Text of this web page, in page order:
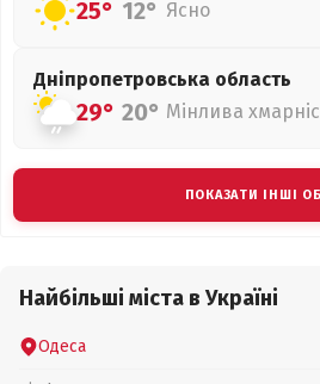
25° 12° Ясно
Дніпропетровська область
29° 20° Мінлива
ПОКАЗАТИ ІНШІ
Найбільші міста в Україні
Одеса